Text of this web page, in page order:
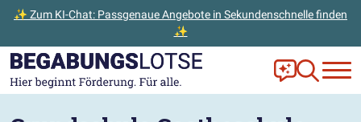
✨ Zum KI-Chat: Passgenaue Angebote in Sekundenschnelle finden
✨
Zum Hauptinhalt der Seite springen
Zur Startseite gehen Frag Ella!
Zur